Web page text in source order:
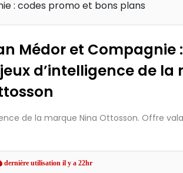
: codes promo et bons plans
Médor et Compagnie
d’intelligence de la
de la marque Nina Ottosson. Offre
dernière utilisation il y a 22hr